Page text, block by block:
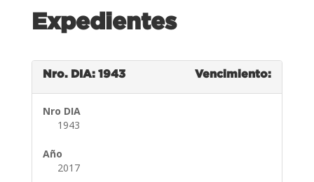
Expedientes
Nro. DIA: 1943 Vencimiento:
Nro DIA
1943
Año
2017